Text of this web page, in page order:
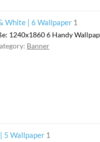
White | 6 Wallpaper 1
1240x1860 6 Handy
Banner
5 Wallpaper 1